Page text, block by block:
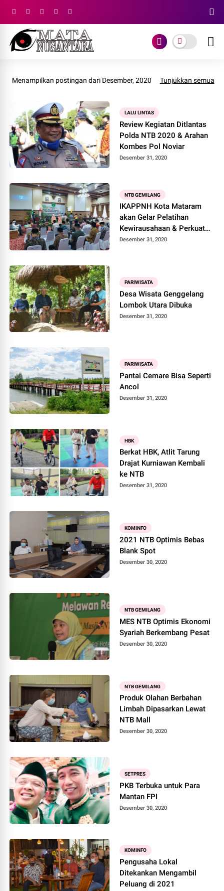
Menampilkan postingan dari Desember, 2020 Tunjukkan semua
LALU LINTAS
Review Kegiatan Ditlantas
Polda NTB 2020 & Arahan
Kombes Pol Noviar
Desember 31, 2020
NTB GEMILANG
IKAPPNH Kota Mataram
akan Gelar Pelatihan
Kewirausahaan & Perkuat
Dakwah
Desember 31, 2020
PARIWISATA
Desa Wisata Genggelang
Lombok Utara Dibuka
Desember 31, 2020
PARIWISATA
Pantai Cemare Bisa Seperti
Ancol
Desember 31, 2020
HBK
Berkat HBK, Atlit Tarung
Drajat Kurniawan Kembali
ke NTB
Desember 31, 2020
KOMINFO
2021 NTB Optimis Bebas
Blank Spot
Desember 30, 2020
NTB GEMILANG
MES NTB Optimis Ekonomi
Syariah Berkembang Pesat
Desember 30, 2020
NTB GEMILANG
Produk Olahan Berbahan
Limbah Dipasarkan Lewat
NTB Mall
Desember 30, 2020
SETPRES
PKB Terbuka untuk Para
Mantan FPI
Desember 30, 2020
KOMINFO
Pengusaha Lokal
Ditekankan Mengambil
Peluang di 2021